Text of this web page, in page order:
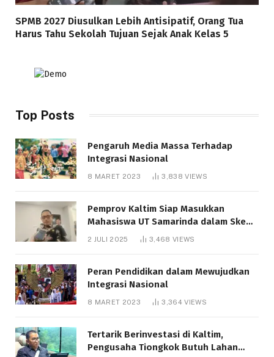
SPMB 2027 Diusulkan Lebih Antisipatif, Orang Tua
Harus Tahu Sekolah Tujuan Sejak Anak Kelas 5
Top Posts
Pengaruh Media Massa Terhadap
Integrasi Nasional
8 MARET 2023 3,838VIEWS
Pemprov Kaltim Siap Masukkan
Mahasiswa UT Samarinda dalam Skema
Bantuan Pendidikan Gratispol
2 JULI 2025 3,468 VIEWS
Peran Pendidikan dalam Mewujudkan
Integrasi Nasional
8 MARET 2023 3,364VIEWS
Tertarik Berinvestasi di Kaltim,
Pengusaha Tiongkok Butuh Lahan